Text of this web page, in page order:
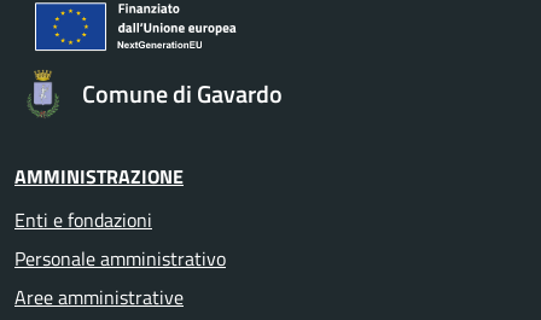
Comune di Gavardo
AMMINISTRAZIONE
Enti e fondazioni
Personale amministrativo
Aree amministrative